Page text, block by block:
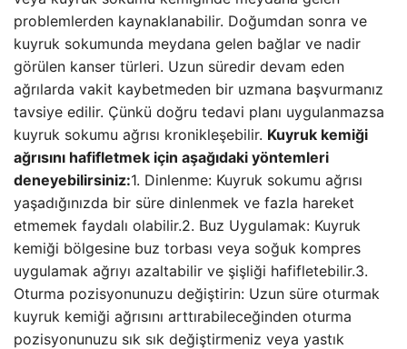
problemlerden kaynaklanabilir. Doğumdan sonra ve
kuyruk sokumunda meydana gelen bağlar ve nadir
görülen kanser türleri. Uzun süredir devam eden
ağrılarda vakit kaybetmeden bir uzmana başvurmanız
tavsiye edilir. Çünkü doğru tedavi planı uygulanmazsa
kuyruk sokumu ağrısı kronikleşebilir. Kuyruk kemiği
ağrısını hafifletmek için aşağıdaki yöntemleri
deneyebilirsiniz:1. Dinlenme: Kuyruk sokumu ağrısı
yaşadığınızda bir süre dinlenmek ve fazla hareket
etmemek faydalı olabilir.2. Buz Uygulamak: Kuyruk
kemiği bölgesine buz torbası veya soğuk kompres
uygulamak ağrıyı azaltabilir ve şişliği hafifletebilir.3.
Oturma pozisyonunuzu değiştirin: Uzun süre oturmak
kuyruk kemiği ağrısını arttırabileceğinden oturma
pozisyonunuzu sık sık değiştirmeniz veya yastık